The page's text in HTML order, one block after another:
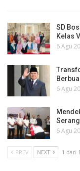
SD
Kelas
6 Agu
6 Agu
6 Agu
PREV NEXT 1 dari